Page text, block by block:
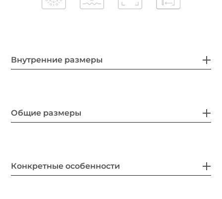
Внутренние размеры
Общие размеры
Конкретные особенности